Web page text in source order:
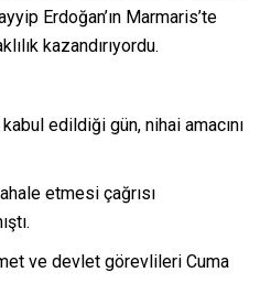
Erdoğan’ın Marmaris’te
kazandırıyordu.
edildiği gün, nihai amacını
etmesi çağrısı
ve devlet görevlileri Cuma